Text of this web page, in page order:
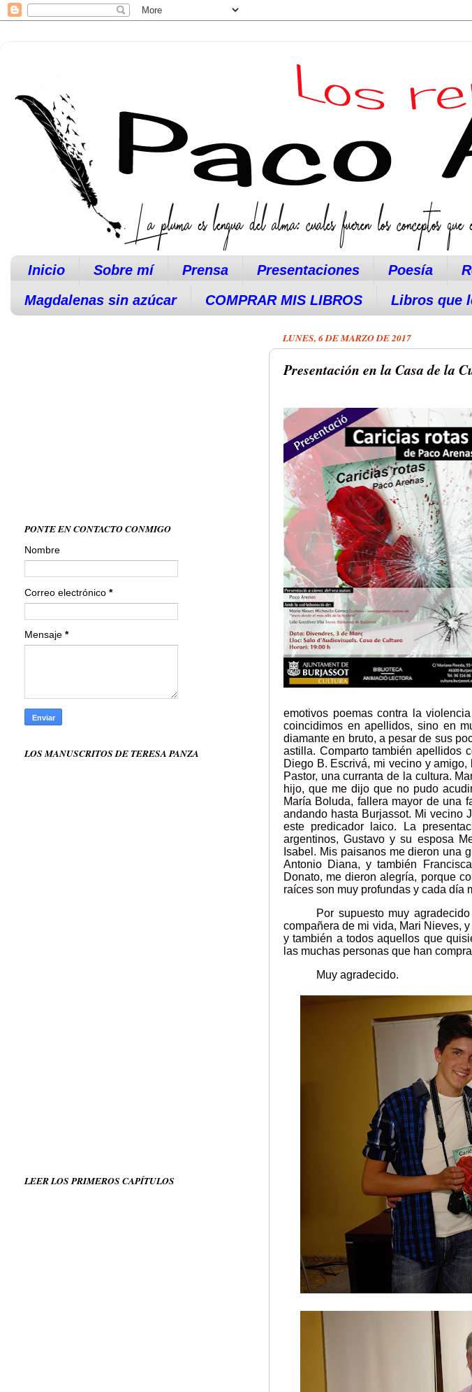
Inicio Sobre mí Prensa Presentaciones Poesía
Magdalenas sin azúcar
COMPRAR MIS LIBROS Libros que
LUNES, 6 DE MARZO DE 2017
Presentación en la Casa de la
emotivos poemas contra la
coincidimos en apellidos, sino en
diamante en bruto, a pesar de sus
astilla. Comparto también apellidos
Diego B. Escrivá, mi vecino y
Pastor, una curranta de la cultura.
hijo, que me dijo que no pudo
María Boluda, fallera mayor de una
andando hasta Burjassot. Mi vecino
este predicador laico. La
argentinos, Gustavo y su esposa
Isabel. Mis paisanos me dieron una
Antonio Diana, y también
Donato, me dieron alegría, porque
raíces son muy profundas y cada día
Por supuesto muy
compañera de mi vida, Mari Nieves,
y también a todos aquellos que
las muchas personas que han
Muy agradecido.
PONTE EN CONTACTO CONMIGO
Nombre
Correo electrónico *
Mensaje *
LOS MANUSCRITOS DE TERESA PANZA
LEER LOS PRIMEROS CAPÍTULOS